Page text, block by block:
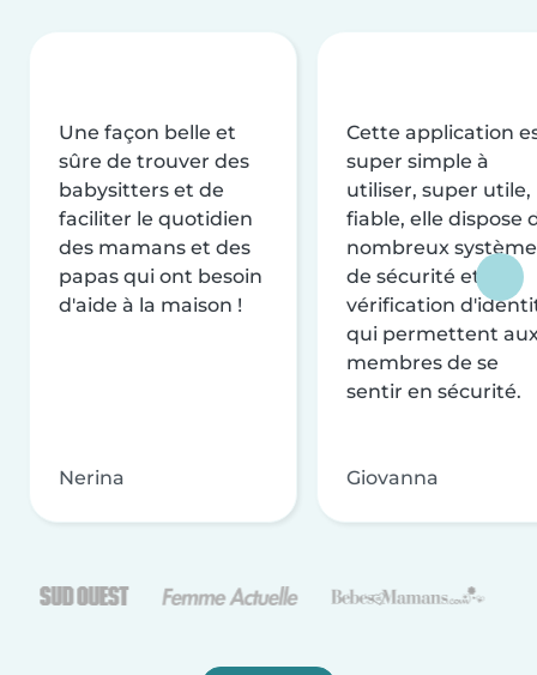
Une façon belle et
sûre de trouver des
babysitters et de
faciliter le quotidien
des mamans et des
papas qui ont besoin
d'aide à la maison !
Nerina
Cette application
super simple à
utiliser, super utile,
fiable, elle dispose
nombreux
de sécurité et de
vérification
qui permettent
membres de se
sentir en sécurité.
Giovanna